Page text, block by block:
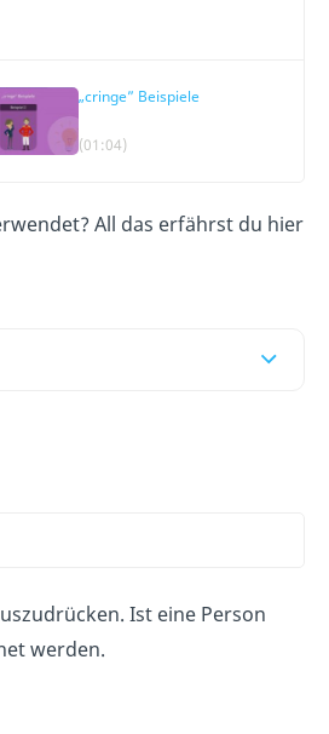
„cringe” Beispiele
(01:04)
All das erfährst du hier
Ist eine Person
werden.